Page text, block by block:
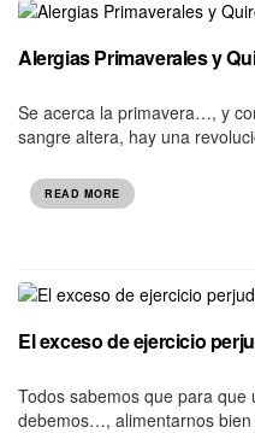
Alergias Primaverales y
Se acerca la primavera…, y
sangre altera, hay una
READ MORE
El exceso de ejercicio
Todos sabemos que para
debemos…, alimentarnos